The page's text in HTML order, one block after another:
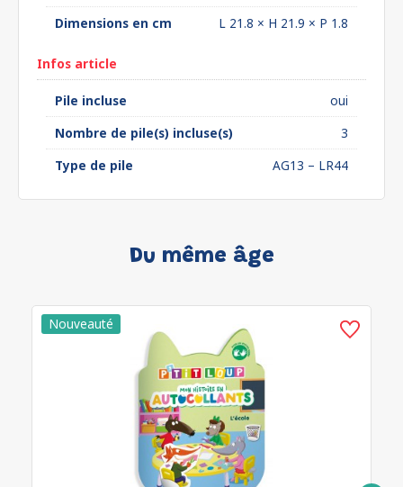
Dimensions en cm
L 21.8 × H 21.9 × P 1.8
Infos article
Pile incluse
oui
Nombre de pile(s) incluse(s)
3
Type de pile
AG13 – LR44
Du même âge